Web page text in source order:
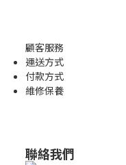
顧客服務
運送方式
付款方式
維修保養
聯絡我們